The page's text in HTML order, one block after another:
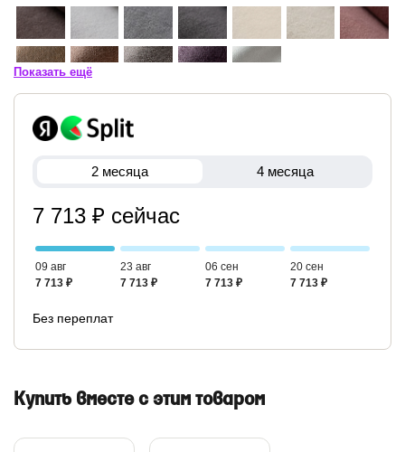
Показать ещё
2 месяца 4 месяца
7 713 ₽ сейчас
09 авг
7 713 ₽
23 авг
7 713 ₽
06 сен
7 713 ₽
20 сен
7 713 ₽
Без переплат
Купить вместе с этим товаром